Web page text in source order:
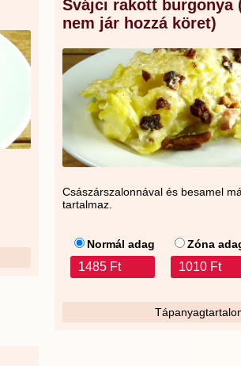
Svájci rakott burgonya
nem jár hozzá köret)
Császárszalonnával és besamel
tartalmaz.
Normál adag
1485 Ft
Zóna
1010 Ft